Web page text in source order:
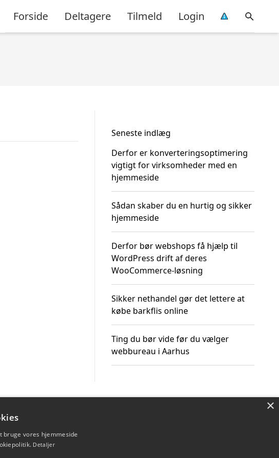
Forside Deltagere Tilmeld Login
Seneste indlæg
Derfor er konverteringsoptimering
vigtigt for virksomheder med en
hjemmeside
Sådan skaber du en hurtig og sikker
hjemmeside
Derfor bør webshops få hjælp til
WordPress drift af deres
WooCommerce-løsning
Sikker nethandel gør det lettere at
købe barkflis online
Ting du bør vide før du vælger
webbureau i Aarhus
×
bruge vores hjemmeside
Detaljer